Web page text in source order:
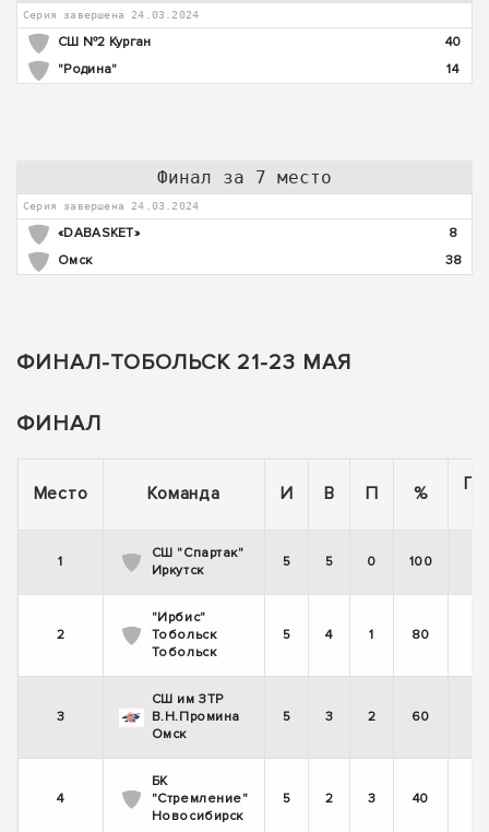
Серия завершена 24.03.2024
СШ №2 Курган
40
"Родина"
14
Финал за 7 место
Серия завершена 24.03.2024
«DABASKET»
8
Омск
38
ФИНАЛ-ТОБОЛЬСК 21-23 МАЯ
ФИНАЛ
Место Команда И В П %
1
СШ "Спартак"
Иркутск
5 5 0 100
2
"Ирбис"
Тобольск
Тобольск
5 4 1 80
3
СШ им ЗТР
В.Н.Промина
Омск
5 3 2 60
4
БК
"Стремление"
Новосибирск
5 2 3 40